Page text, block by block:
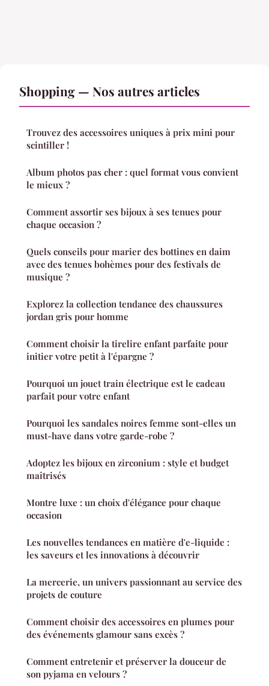
Shopping — Nos autres articles
Trouvez des accessoires uniques à prix mini pour
scintiller !
Album photos pas cher : quel format vous convient
le mieux ?
Comment assortir ses bijoux à ses tenues pour
chaque occasion ?
Quels conseils pour marier des bottines en daim
avec des tenues bohèmes pour des festivals de
musique ?
Explorez la collection tendance des chaussures
jordan gris pour homme
Comment choisir la tirelire enfant parfaite pour
initier votre petit à l'épargne ?
Pourquoi un jouet train électrique est le cadeau
parfait pour votre enfant
Pourquoi les sandales noires femme sont-elles un
must-have dans votre garde-robe ?
Adoptez les bijoux en zirconium : style et budget
maîtrisés
Montre luxe : un choix d'élégance pour chaque
occasion
Les nouvelles tendances en matière d'e-liquide :
les saveurs et les innovations à découvrir
La mercerie, un univers passionnant au service des
projets de couture
Comment choisir des accessoires en plumes pour
des événements glamour sans excès ?
Comment entretenir et préserver la douceur de
son pyjama en velours ?